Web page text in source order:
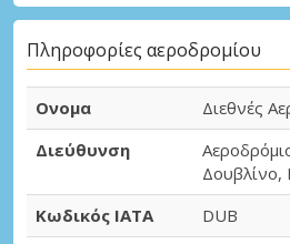
Πληροφορίες αεροδρομίου
Ονομα
Διεθνές
Διεύθυνση
Δουβλίνο,
Κωδικός IATA
DUB